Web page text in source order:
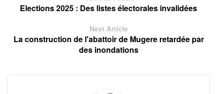
Elections 2025 : Des listes électorales invalidées
Next Article
La construction de l'abattoir de Mugere retardée par
des inondations